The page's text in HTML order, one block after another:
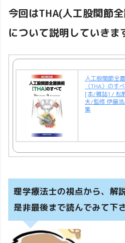
今回はTHA(人工股関節
について説明していきま
人工股関節全
〈THA〉のす
[本/雑誌] / 松
夫/監修 伊藤
集
理学療法士の視点から、解
是非最後まで読んでみて下